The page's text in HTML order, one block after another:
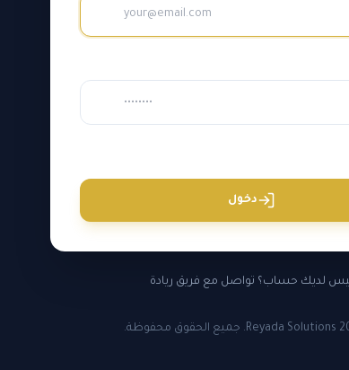
دخول
لديك حساب؟ تواصل مع فريق ريادة